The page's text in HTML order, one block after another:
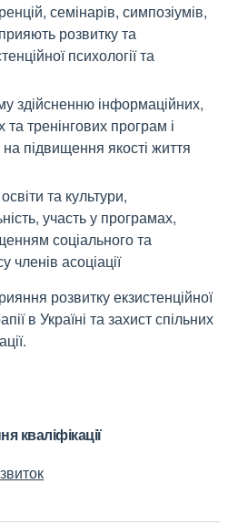
семінарів, симпозіумів,
розвитку та
психології та
здійсненню інформаційних,
та тренінгових програм і
підвищення якості життя
та культури,
участь у програмах,
соціального та
членів асоціації
розвитку екзистенційної
в Україні та захист спільних
кваліфікації